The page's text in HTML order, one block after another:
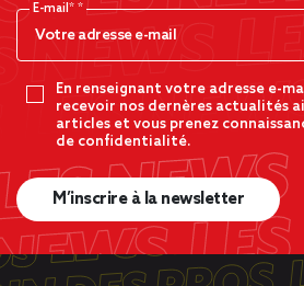
E-mail*
En renseignant votre adresse e-
recevoir nos dernères actualités
articles et vous prenez
de confidentialité.
M’inscrire à la newsletter